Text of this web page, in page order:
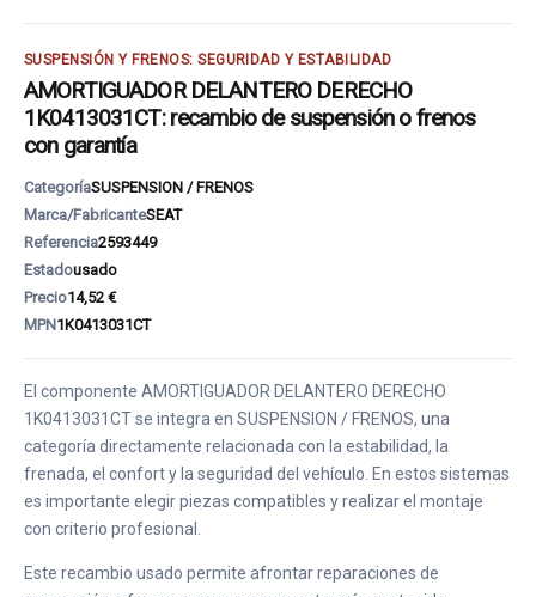
SUSPENSIÓN Y FRENOS: SEGURIDAD Y ESTABILIDAD
AMORTIGUADOR DELANTERO DERECHO
1K0413031CT: recambio de suspensión o frenos
con garantía
CategoríaSUSPENSION / FRENOS
Marca/FabricanteSEAT
Referencia2593449
Estadousado
Precio14,52 €
MPN1K0413031CT
El componente AMORTIGUADOR DELANTERO DERECHO
1K0413031CT se integra en SUSPENSION / FRENOS, una
categoría directamente relacionada con la estabilidad, la
frenada, el confort y la seguridad del vehículo. En estos sistemas
es importante elegir piezas compatibles y realizar el montaje
con criterio profesional.
Este recambio usado permite afrontar reparaciones de